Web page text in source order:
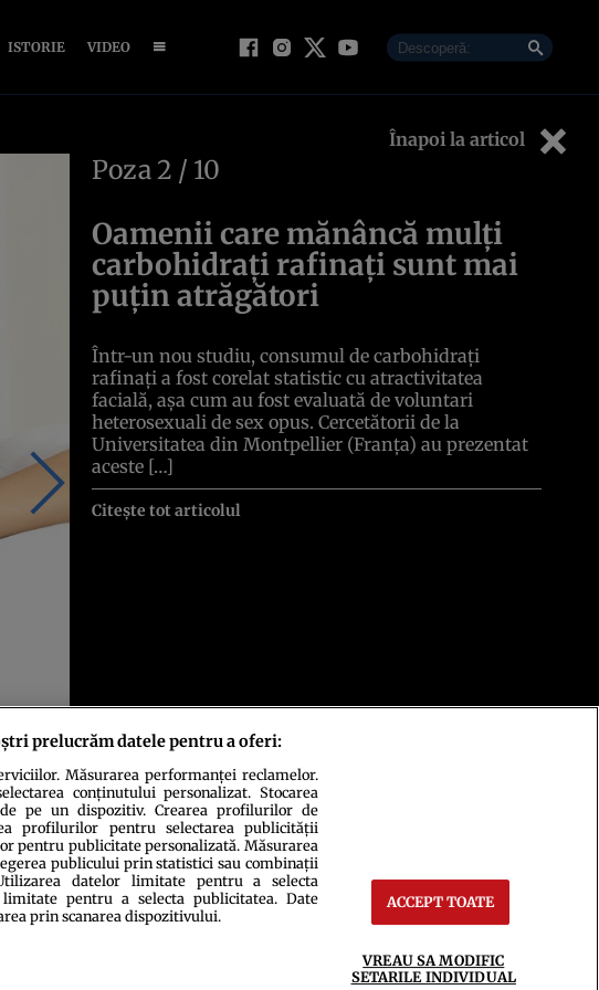
ISTORIE VIDEO
Înapoi la articol
Poza2 / 10
Oamenii care mănâncă mulți
carbohidrați rafinați sunt mai
puțin atrăgători
Într-un nou studiu, consumul de carbohidrați
rafinați a fost corelat statistic cu atractivitatea
facială, așa cum au fost evaluată de voluntari
heterosexuali de sex opus. Cercetătorii de la
Universitatea din Montpellier (Franța) au prezentat
aceste […]
Citește tot articolul
prelucrăm datele pentru a oferi:
Măsurarea performanței reclamelor.
conținutului personalizat. Stocarea
pe un dispozitiv. Crearea profilurilor de
profilurilor pentru selectarea publicității
pentru publicitate personalizată. Măsurarea
publicului prin statistici sau combinații
datelor limitate pentru a selecta
pentru a selecta publicitatea. Date
prin scanarea dispozitivului.
ACCEPT TOATE
VREAU SA MODIFIC
SETARILE INDIVIDUAL